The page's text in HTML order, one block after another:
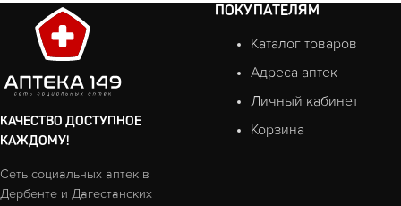
КАЧЕСТВО ДОСТУПНОЕ
КАЖДОМУ!
Сеть социальных аптек в
Дербенте и Дагестанских
ПОКУПАТЕЛЯМ
Каталог товаров
Адреса аптек
Личный кабинет
Корзина